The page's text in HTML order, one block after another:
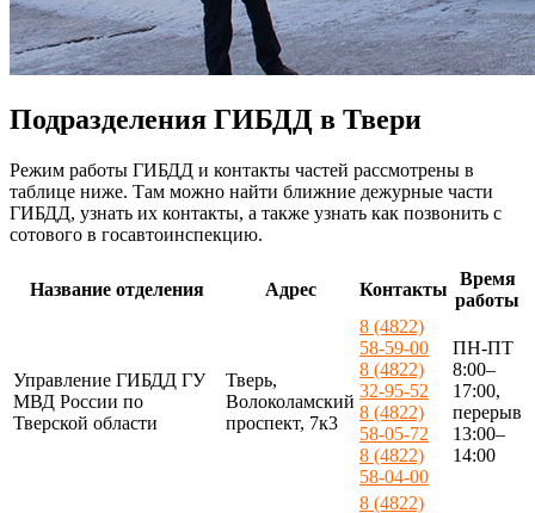
Подразделения ГИБДД в Твери
Режим работы ГИБДД и контакты частей рассмотрены в
таблице ниже. Там можно найти ближние дежурные части
ГИБДД, узнать их контакты, а также узнать как позвонить с
сотового в госавтоинспекцию.
Название отделения Адрес Контакты
Время
работы
Управление ГИБДД ГУ
МВД России по
Тверской области
Тверь,
Волоколамский
проспект, 7к3
8 (4822)
58-59-00
8 (4822)
32-95-52
8 (4822)
58-05-72
8 (4822)
58-04-00
ПН-ПТ
8:00–
17:00,
перерыв
13:00–
14:00
8 (4822)